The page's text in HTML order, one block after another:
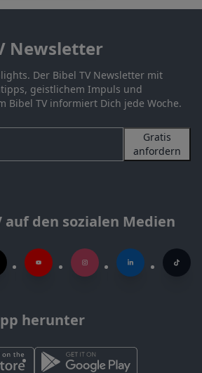
Newsletter
Der Bibel TV Newsletter mit
geistlichem Impuls und
Bibel TV informiert Dich jede Woche.
Gratis
anfordern
auf den sozialen Medien
herunter